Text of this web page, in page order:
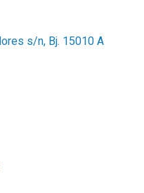
s/n, Bj. 15010A